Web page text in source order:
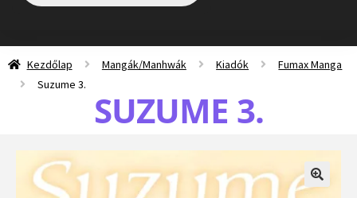
Kezdőlap Mangák/Manhwák Kiadók
Fumax Manga
Suzume 3.
SUZUME 3.